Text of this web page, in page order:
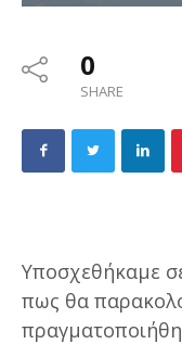
0
SHARE
Υποσχεθήκαμε
πως θα